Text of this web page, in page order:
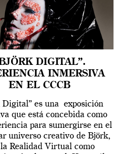
DIGITAL”.
INMERSIVA
EN EL CCCB
Digital” es una exposición
que está concebida como
para sumergirse en el
universo creativo de Björk,
Realidad Virtual como